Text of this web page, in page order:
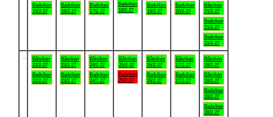
Badviken
15/2-27
Badviken
16/2-27
Badviken
17/2-27
Badviken
18/2-27
Badviken
19/2-27
Badviken
20/2-27
Båtviken
21/2-27
Badviken
21/2-27
Badviken
21/2-27
Båtviken
22/2-27
Badviken
22/2-27
Båtviken
23/2-27
Badviken
23/2-27
Båtviken
24/2-27
Badviken
24/2-27
Båtviken
25/2-27
Badviken
25/2-27
Båtviken
26/2-27
Badviken
26/2-27
Båtviken
27/2-27
Badviken
27/2-27
Båtviken
28/2-27
Båtviken
28/2-27
Badviken
28/2-27
Badviken
28/2-27